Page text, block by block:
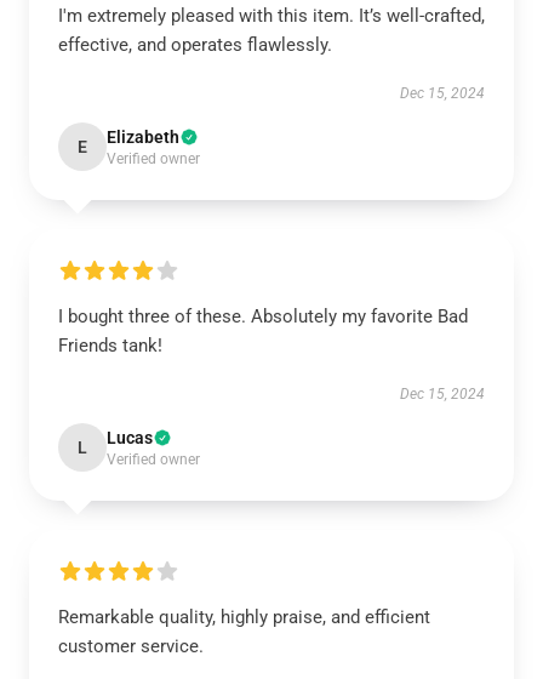
I'm extremely pleased with this item. It’s well-crafted,
effective, and operates flawlessly.
Dec 15, 2024
E Elizabeth
Verified owner
I bought three of these. Absolutely my favorite Bad
Friends tank!
Dec 15, 2024
L Lucas
Verified owner
Remarkable quality, highly praise, and efficient
customer service.